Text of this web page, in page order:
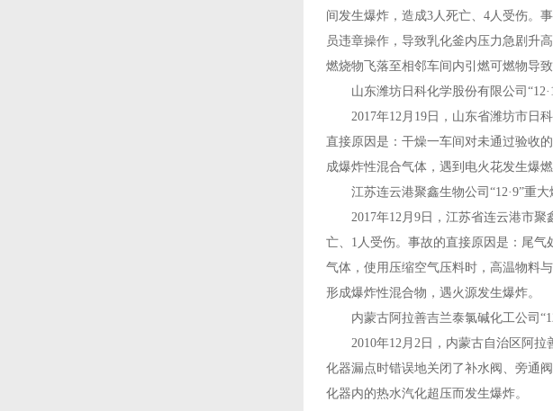
间发生爆炸，造成3人死亡、4人受伤。
员违章操作，导致乳化釜内压力急剧升
燃烧物飞落至相邻车间内引燃可燃物导致
山东潍坊日科化学股份有限公司
2017年12月19日，山东省潍坊市日科
直接原因是：干燥一车间对未通过验收
成爆炸性混合气体，遇到电火花发生爆
江苏连云港聚鑫生物公司“12·9”重大
2017年12月9日，江苏省连云港市聚
亡、1人受伤。事故的直接原因是：尾
气体，使用压缩空气压料时，高温物料
形成爆炸性混合物，遇火源发生爆炸。
内蒙古阿拉善吉兰泰氯碱化工公司
2010年12月2日，内蒙古自治区阿拉
化器漏点时错误地关闭了补水阀、旁通
化器内的热水汽化超压而发生爆炸。